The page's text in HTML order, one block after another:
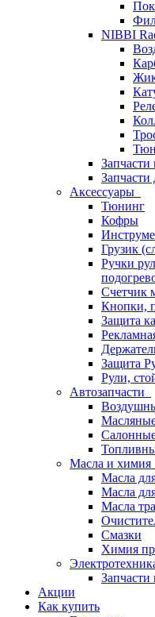
NIBBI
Запчасти
Запчасти
Аксессуары
Тюнинг
Кофры
Грузик
Ручки
Счетчик
Кнопки,
Защита
Защита
Рули,
Автозапчасти
Масла и химия
Масла
Масла
Масла
Смазки
Химия
Запчасти
Акции
Как купить